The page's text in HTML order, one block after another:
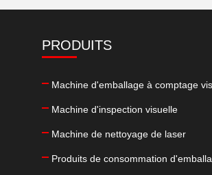
PRODUITS
Machine d'emballage à comptage
Machine d'inspection visuelle
Machine de nettoyage de laser
Produits de consommation